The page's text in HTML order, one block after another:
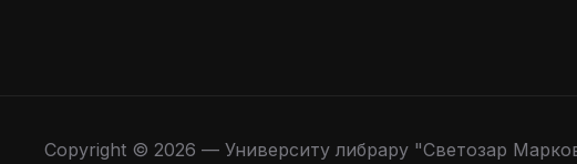
Copyright © 2026 — Университy либрарy "Светозар